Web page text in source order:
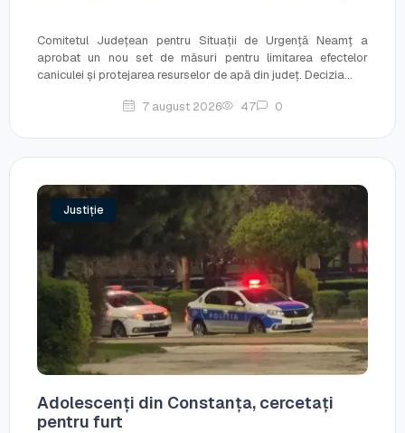
Comitetul Județean pentru Situații de Urgență Neamț a
aprobat un nou set de măsuri pentru limitarea efectelor
caniculei și protejarea resurselor de apă din județ. Decizia...
7 august 2026 47 0
Justiție
Adolescenți din Constanța, cercetați
pentru furt